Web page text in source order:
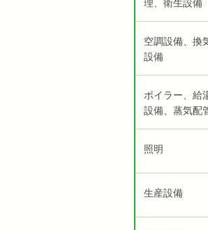
理、衛生設備
空調設備、換
設備
ボイラー、給
設備、蒸気配
照明
生産設備